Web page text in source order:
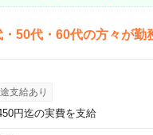
50代・60代の方々が
支給あり
円迄の実費を支給